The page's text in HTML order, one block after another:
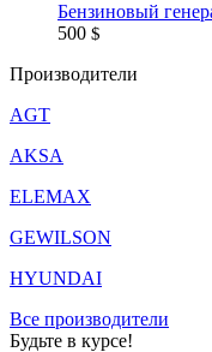
Бензиновый
500 $
Производители
AGT
AKSA
ELEMAX
GEWILSON
HYUNDAI
Все производители
Будьте в курсе!